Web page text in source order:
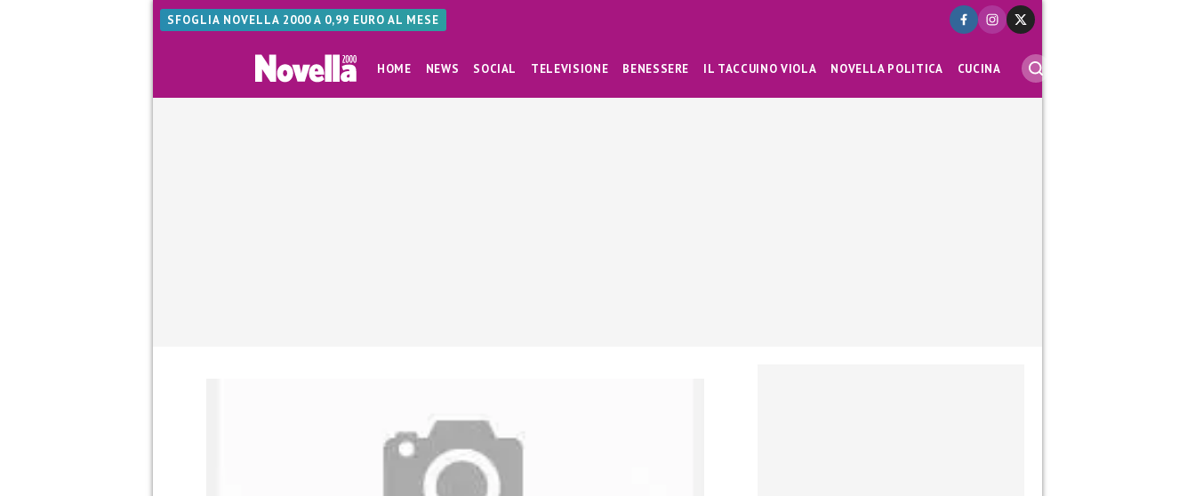
SFOGLIA NOVELLA 2000 A 0,99 EURO AL MESE
HOME NEWS SOCIAL TELEVISIONE BENESSERE IL TACCUINO VIOLA NOVELLA POLITICA CUCINA